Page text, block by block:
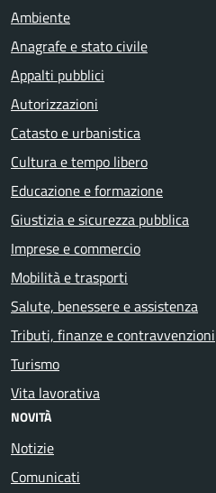
Ambiente
Anagrafe e stato civile
Appalti pubblici
Autorizzazioni
Catasto e urbanistica
Cultura e tempo libero
Educazione e formazione
Giustizia e sicurezza pubblica
Imprese e commercio
Mobilità e trasporti
Salute, benessere e assistenza
Tributi, finanze e contravvenzioni
Turismo
Vita lavorativa
NOVITÀ
Notizie
Comunicati